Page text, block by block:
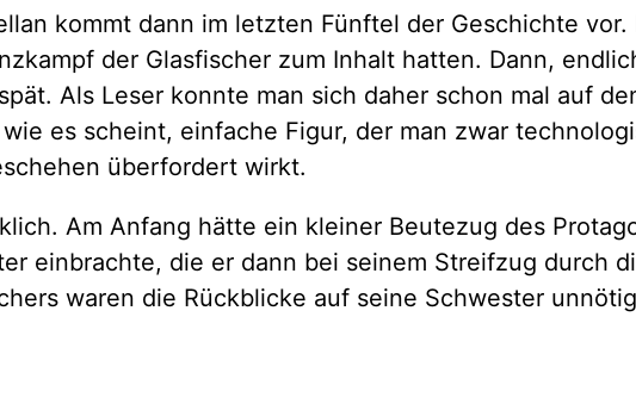
kommt dann im letzten Fünftel der Geschichte
der Glasfischer zum Inhalt hatten. Dann,
Als Leser konnte man sich daher schon mal auf
es scheint, einfache Figur, der man zwar
überfordert wirkt.
Am Anfang hätte ein kleiner Beutezug des
einbrachte, die er dann bei seinem Streifzug durch
waren die Rückblicke auf seine Schwester